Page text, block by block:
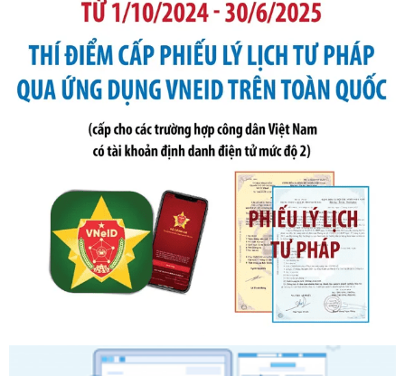
Số kí hiệu: 2304/QĐ-UBND
Tên: Quyết định công bố Danh mục thủ tục hành chính
được sửa đổi, bổ sung và phê duyệt Quy trình nội bộ, quy
trình điện tử giải quyết thủ tục hành chính trong lĩnh vực Du
lịch thuộc phạm vi chức năng quản lý của Sở Văn hóa, Thể
thao và Du lịch
Ngày ban hành: 01/06/2026
Số kí hiệu:2310/QĐ-UBND
Tên: Về việc công bố Danh mục thủ tục hành chính sửa
đổi, bổ sung và phê duyệt Quy trình nội bộ, quy trình điện tử
trong giải quyết thủtục hành chính lĩnh vực biến đổi khí hậu
thuộc phạm vi giải quyết của Sở Nông nghiệp và Môi
trường
Ngày ban hành: 01/06/2026
Số kí hiệu:2300/QĐ-UBND
Tên: V/v công bố danh mục thủ tục hành chính được sửa
đổi, bổ sung và phê duyệt quy trình nội bộ, quy trình điện tử
giải quyết thủ tục hành chính trong lĩnh vực Luật sư thuộc
phạm vi chức năng quản lý của Sở Tư pháp